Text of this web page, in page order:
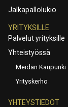
Jalkapallolukio
YRITYKSILLE
Palvelut yrityksille
Yhteistyössä
Meidän Kaupunki
Yrityskerho
YHTEYSTIEDOT